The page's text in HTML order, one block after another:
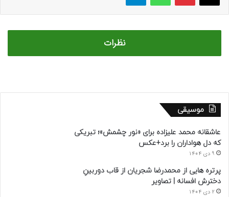
نظرات
موسیقی
عاشقانه محمد علیزاده برای «نور چشمش»؛ تبریکی
که دل هواداران را برد+عکس
9 دی 1404
پرتره هایی از محمدرضا شجریان از قاب دوربینِ
دخترش افسانه | تصاویر
2 دی 1404